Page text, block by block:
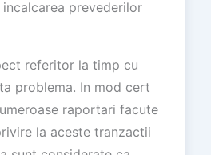
prevederilor
referitor la timp cu
problema. In mod cert
raportari facute
la aceste tranzactii